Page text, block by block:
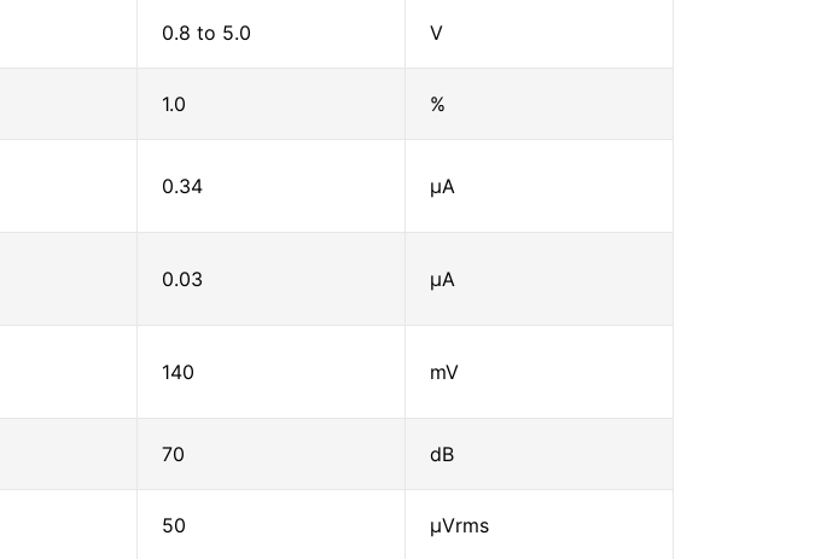
0.8 to 5.0 V
1.0 %
0.34 μA
0.03 μA
140 mV
70 dB
50 μVrms